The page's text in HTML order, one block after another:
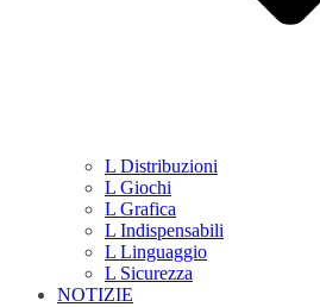
L Distribuzioni
L Giochi
L Grafica
L Indispensabili
L Linguaggio
L Sicurezza
NOTIZIE